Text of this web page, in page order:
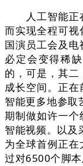
人工智能正
而实现全程可
国演员工会及
必定会变得稀
的，可是，其
成长空间。正
智能更多地参取
期制做如许一
智能视频。以及
为全球首例正
过对6500个脚本